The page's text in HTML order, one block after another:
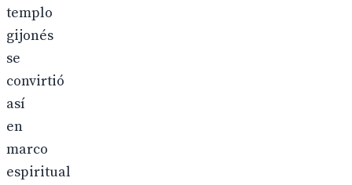
templo
gijonés
se
convirtió
así
en
marco
espiritual